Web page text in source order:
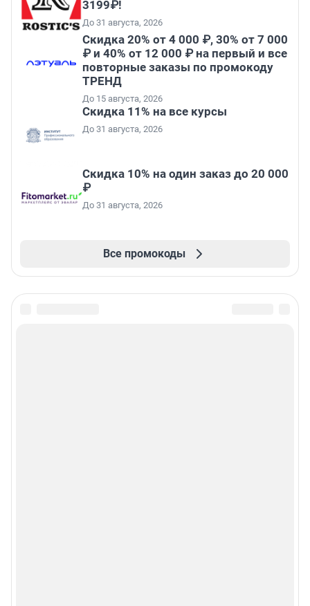
3199₽!
До 31 августа, 2026
Скидка 20% от 4 000 ₽, 30% от 7 000
₽ и 40% от 12 000 ₽ на первый и все
повторные заказы по промокоду
ТРЕНД
До 15 августа, 2026
Скидка 11% на все курсы
До 31 августа, 2026
Скидка 10% на один заказ до 20 000
₽
До 31 августа, 2026
Все промокоды